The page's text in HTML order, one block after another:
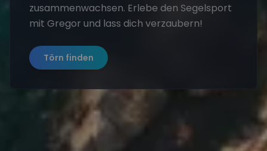
zusammenwachsen. Erlebe den Segelsport
mit Gregor und lass dich verzaubern!
Törn finden